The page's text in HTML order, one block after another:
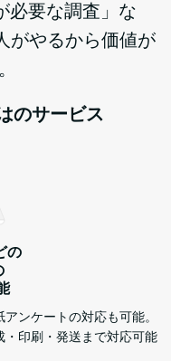
必要な調査」な
がやるから価値が
のサービス
の
ンケートの対応も可能。
印刷・発送まで対応可能